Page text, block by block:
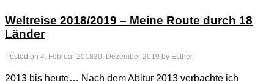
Weltreise 2018/2019 – Meine Route durch 18
Länder
Posted on 4. Februar 201830. Dezember 2019 by Esther
2013 bis heute… Nach dem Abitur 2013 verbachte ich